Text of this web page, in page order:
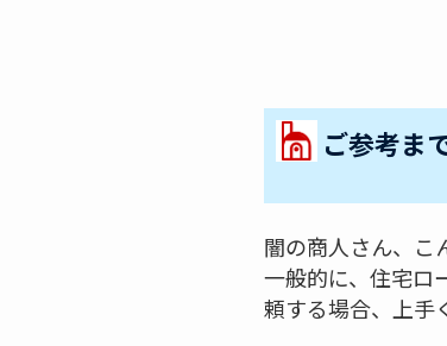
ご参考ま
闇の商人さん、こ
一般的に、住宅ロ
頼する場合、上手